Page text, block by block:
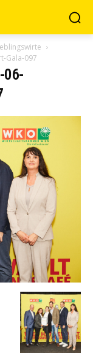
Gala-097
06-